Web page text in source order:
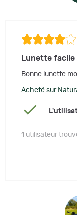
Lunette facile
Bonne lunette
Acheté sur
1 utilisateur